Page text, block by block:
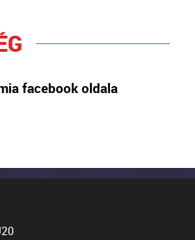
facebook oldala